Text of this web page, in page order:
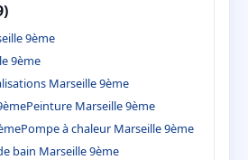
9ème
9ème
Marseille 9ème
Peinture Marseille 9ème
Pompe à chaleur Marseille 9ème
bain Marseille 9ème